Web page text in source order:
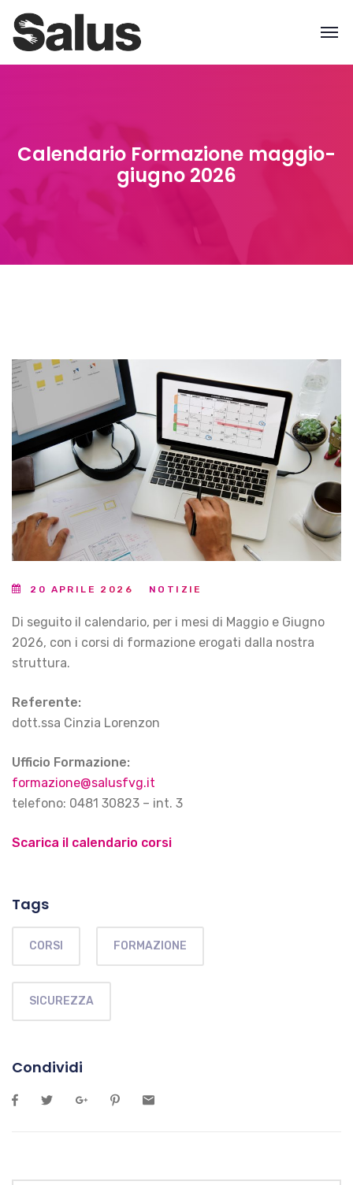
Calendario Formazione maggio-
giugno 2026
20 APRILE 2026 NOTIZIE
Di seguito il calendario, per i mesi di Maggio e Giugno
2026, con i corsi di formazione erogati dalla nostra
struttura.
Referente:
dott.ssa Cinzia Lorenzon
Ufficio Formazione:
formazione@salusfvg.it
telefono: 0481 30823 – int. 3
Scarica il calendario corsi
Tags
CORSI FORMAZIONE
SICUREZZA
Condividi